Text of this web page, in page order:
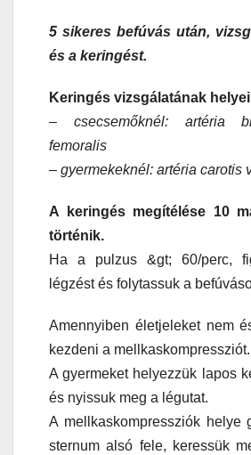
5 sikeres befúvás után,
és a keringést.
Keringés vizsgálatának
– csecsemőknél: artéria
femoralis
– gyermekeknél: artéria carotis
A keringés megítélése 10
történik.
Ha a pulzus &gt; 60/perc,
légzést és folytassuk a
Amennyiben életjeleket nem
kezdeni a mellkaskompressziót.
A gyermeket helyezzük lapos
és nyissuk meg a légutat.
A mellkaskompressziók helye
sternum alsó fele, keressük